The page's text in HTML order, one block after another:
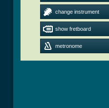
change instrument
show fretboard
metronome